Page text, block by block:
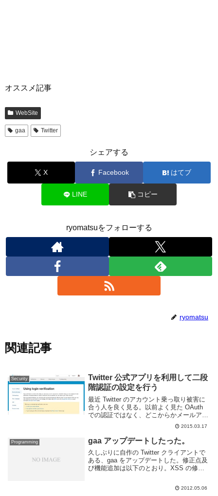
オススメ記事
WebSite
gaa Twitter
シェアする
X Facebook はてブ
LINE コピー
ryomatsuをフォローする
ryomatsu
関連記事
Security
Twitter 公式アプリを利用して二段
階認証の設定を行う
最近 Twitter のアカウント乗っ取り被害に
合う人を良く見る。以前よく見た OAuth
での認証ではなく、どこからかメールアド
レスとパスワードのリストが漏れているら
しくそれを利用してログインする為アプリ
認証欄にアヤシイものが無くてもスパ...
2015.03.17
Programming gaa アップデートしたった。
久しぶりに自作の Twitter クライアントで
ある、gaa をアップデートした。修正点及
び機能追加は以下のとおり。XSS の修正
ムタブの真右にこない不具合の修正長...
2012.05.06